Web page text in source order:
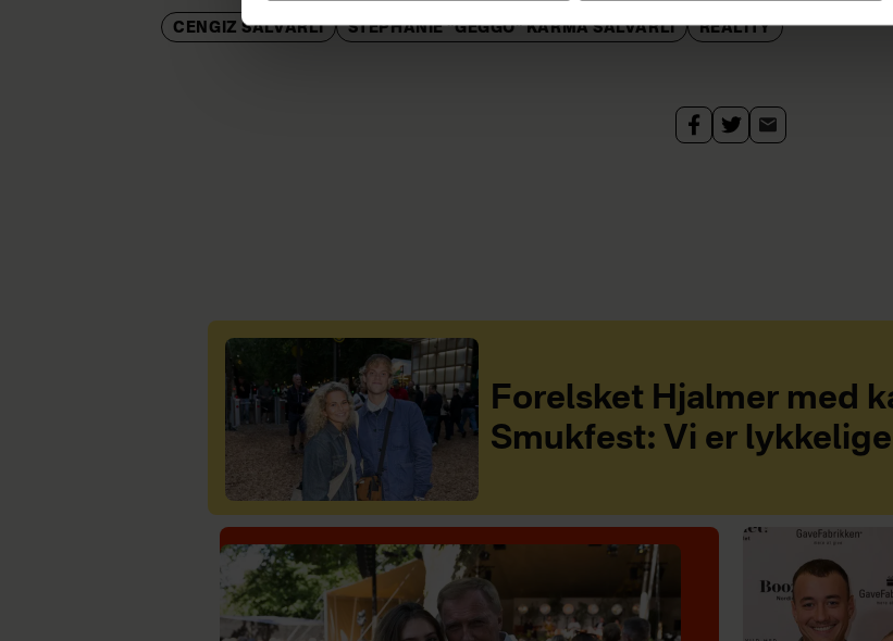
cookies, samarbejdspartnere og behandling af dine personoplysninger i forbindelse
CENGIZ SALVARLI STEPHANIE "GEGGO" KARMA SALVARLI REALITY
Forelsket Hjalmer med
Smukfest: Vi er lykkelige